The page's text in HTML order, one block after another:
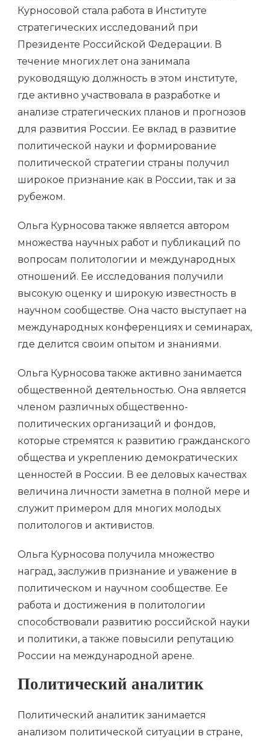
Курносовой стала работа в Институте
стратегических исследований при
Президенте Российской Федерации. В
течение многих лет она занимала
руководящую должность в этом институте,
где активно участвовала в разработке и
анализе стратегических планов и прогнозов
для развития России. Ее вклад в развитие
политической науки и формирование
политической стратегии страны получил
широкое признание как в России, так и за
рубежом.
Ольга Курносова также является автором
множества научных работ и публикаций по
вопросам политологии и международных
отношений. Ее исследования получили
высокую оценку и широкую известность в
научном сообществе. Она часто выступает на
международных конференциях и семинарах,
где делится своим опытом и знаниями.
Ольга Курносова также активно занимается
общественной деятельностью. Она является
членом различных общественно-
политических организаций и фондов,
которые стремятся к развитию гражданского
общества и укреплению демократических
ценностей в России. В ее деловых качествах
величина личности заметна в полной мере и
служит примером для многих молодых
политологов и активистов.
Ольга Курносова получила множество
наград, заслужив признание и уважение в
политическом и научном сообществе. Ее
работа и достижения в политологии
способствовали развитию российской науки
и политики, а также повысили репутацию
России на международной арене.
Политический аналитик
Политический аналитик занимается
анализом политической ситуации в стране,